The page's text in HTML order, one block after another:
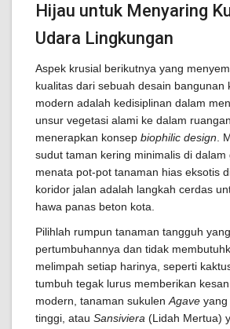
Hijau untuk Menyaring
Udara Lingkungan
Aspek krusial berikutnya yang
kualitas dari sebuah desain bangunan
modern adalah kedisiplinan dalam
unsur vegetasi alami ke dalam
menerapkan konsep biophilic design .
sudut taman kering minimalis di dalam
menata pot-pot tanaman hias eksotis
koridor jalan adalah langkah cerdas
hawa panas beton kota.
Pilihlah rumpun tanaman tangguh
pertumbuhannya dan tidak
melimpah setiap harinya, seperti
tumbuh tegak lurus memberikan
modern, tanaman sukulen Agave yang
tinggi, atau Sansiviera (Lidah Mertua)